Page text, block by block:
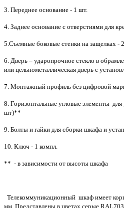
3. Переднее основание - 1 шт.
4. Заднее основание с отверстиями для
5.Съемные боковые стенки на защелках -
6. Дверь – ударопрочное стекло в
или цельнометаллическая дверь с
7. Монтажный профиль без цифровой
8. Горизонтальные угловые элементы
шт)**
9. Болты и гайки для сборки шкафа и
10. Ключ - 1 компл.
** - в зависимости от высоты шкафа
Телекоммуникационный шкаф имеет
мм. Представлены в цветах серые